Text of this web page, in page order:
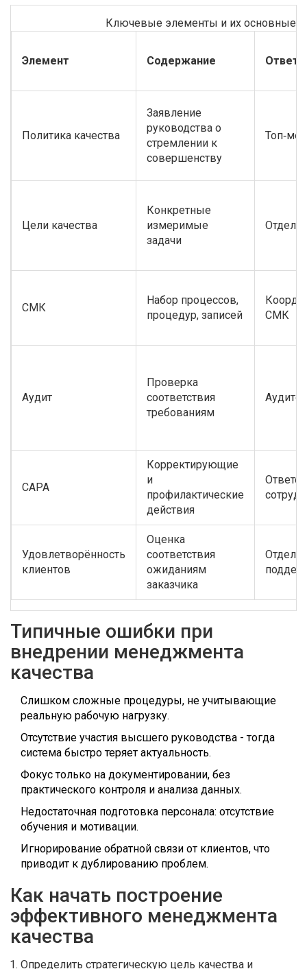
Ключевые элементы и их основные
Элемент Содержание
Политика качества
Заявление
руководства о
стремлении к
совершенству
Цели качества
Конкретные
измеримые
задачи
Отдел
СМК
Набор процессов,
процедур, записей
СМК
Аудит
Проверка
соответствия
требованиям
CAPA
Корректирующие
и
профилактические
действия
Удовлетворённость
клиентов
Оценка
соответствия
ожиданиям
заказчика
Отдел
Типичные ошибки при
внедрении менеджмента
качества
Слишком сложные процедуры, не учитывающие
реальную рабочую нагрузку.
Отсутствие участия высшего руководства - тогда
система быстро теряет актуальность.
Фокус только на документировании, без
практического контроля и анализа данных.
Недостаточная подготовка персонала: отсутствие
обучения и мотивации.
Игнорирование обратной связи от клиентов, что
приводит к дублированию проблем.
Как начать построение
эффективного менеджмента
качества
Определить стратегическую цель качества и